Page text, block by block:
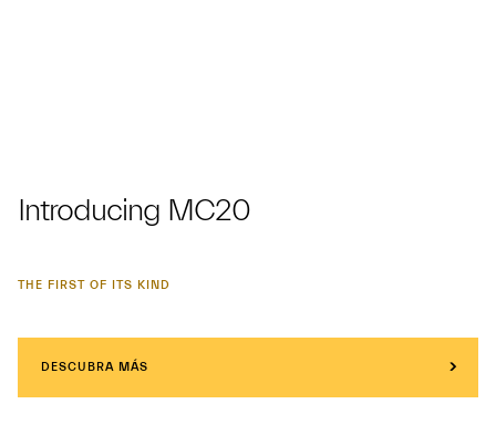
Introducing MC20
THE FIRST OF ITS KIND
DESCUBRA MÁS